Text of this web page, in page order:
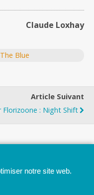
Claude Loxhay
Blue
Article Suivant
Florizoone : Night Shift
notre site web.